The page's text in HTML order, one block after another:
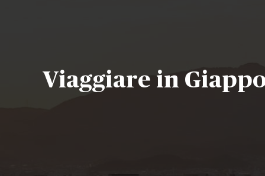
Viaggiare in